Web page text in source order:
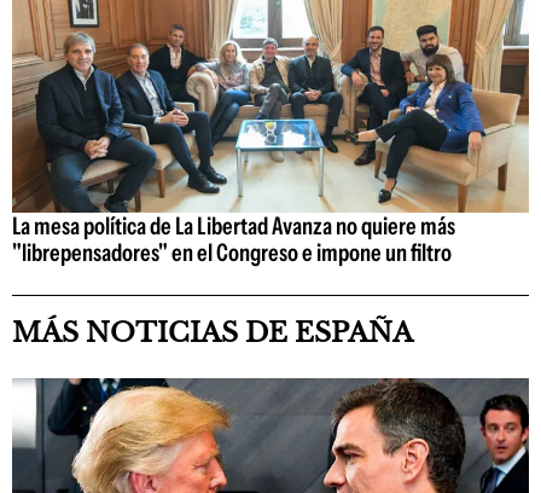
La mesa política de La Libertad Avanza no quiere más
"librepensadores" en el Congreso e impone un filtro
MÁS NOTICIAS DE ESPAÑA